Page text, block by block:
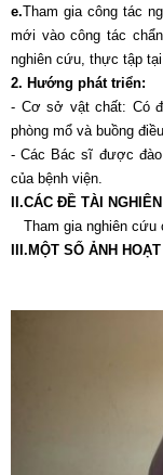
e.Tham gia công tác
mới vào công tác
nghiên cứu, thực tập
2. Hướng phát triển:
- Cơ sở vật chất: Có
phòng mổ và buồng
- Các Bác sĩ được
của bệnh viện.
II.CÁC ĐỀ TÀI
Tham gia nghiên cứu
III.MỘT SỐ ẢNH